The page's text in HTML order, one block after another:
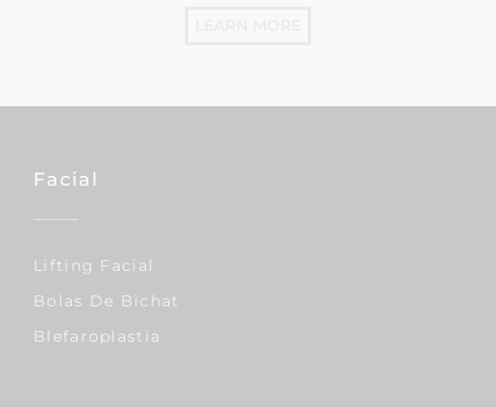
Facial
Lifting Facial
Bolas De Bichat
Blefaroplastia